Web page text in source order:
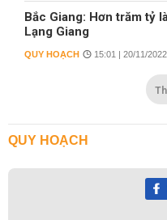
Bắc Giang: Hơn trăm tỷ
Lạng Giang
QUY HOẠCH 15:01 | 20/11/2022
QUY HOẠCH